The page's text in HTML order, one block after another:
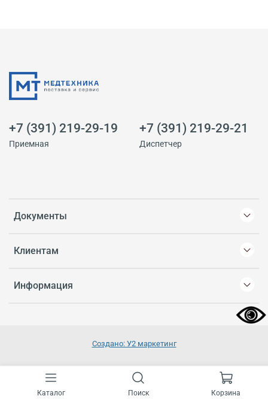
Документы
Клиентам
Информация
+7 (391) 219-29-19
Приемная
+7 (391) 219-29-21
Диспетчер
Создано: У2 маркетинг
Каталог Поиск Корзина